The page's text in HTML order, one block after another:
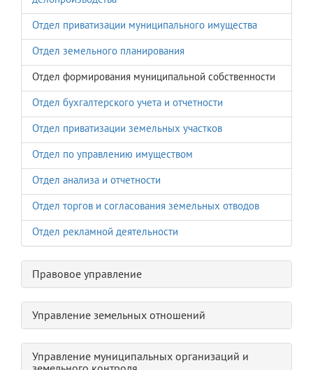
Отдел приватизации муниципального имущества
Отдел земельного планирования
Отдел формирования муниципальной собственности
Отдел бухгалтерского учета и отчетности
Отдел приватизации земельных участков
Отдел по управлению имуществом
Отдел анализа и отчетности
Отдел торгов и согласования земельных отводов
Отдел рекламной деятельности
Правовое управление
Управление земельных отношений
Управление муниципальных организаций и